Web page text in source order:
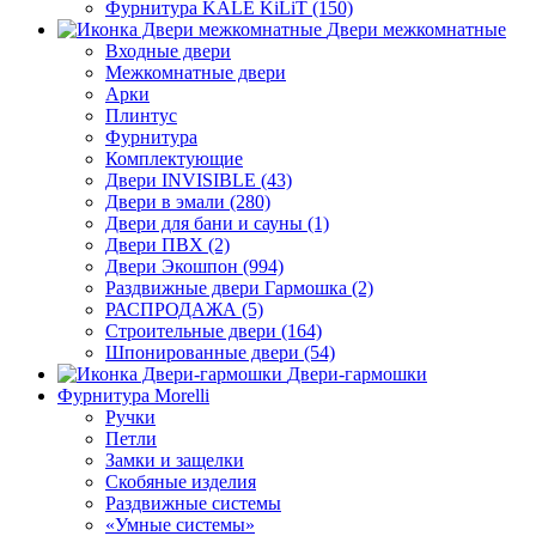
Фурнитура KALE KiLiT (150)
Двери межкомнатные
Входные двери
Межкомнатные двери
Арки
Плинтус
Фурнитура
Комплектующие
Двери INVISIBLE (43)
Двери в эмали (280)
Двери для бани и сауны (1)
Двери ПВХ (2)
Двери Экошпон (994)
Раздвижные двери Гармошка (2)
РАСПРОДАЖА (5)
Строительные двери (164)
Шпонированные двери (54)
Двери-гармошки
Фурнитура Morelli
Ручки
Петли
Замки и защелки
Скобяные изделия
Раздвижные системы
«Умные системы»